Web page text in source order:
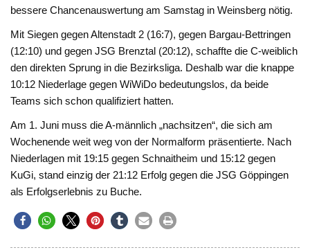
bessere Chancenauswertung am Samstag in Weinsberg nötig.
Mit Siegen gegen Altenstadt 2 (16:7), gegen Bargau-Bettringen
(12:10) und gegen JSG Brenztal (20:12), schaffte die C-weiblich
den direkten Sprung in die Bezirksliga. Deshalb war die knappe
10:12 Niederlage gegen WiWiDo bedeutungslos, da beide
Teams sich schon qualifiziert hatten.
Am 1. Juni muss die A-männlich „nachsitzen“, die sich am
Wochenende weit weg von der Normalform präsentierte. Nach
Niederlagen mit 19:15 gegen Schnaitheim und 15:12 gegen
KuGi, stand einzig der 21:12 Erfolg gegen die JSG Göppingen
als Erfolgserlebnis zu Buche.